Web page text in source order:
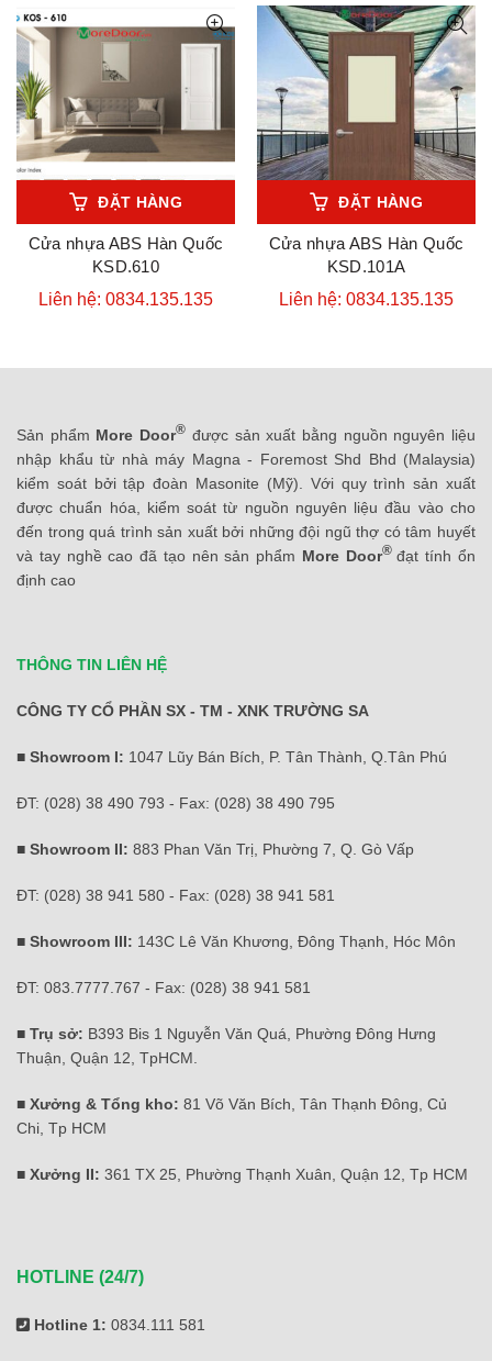
ĐẶT HÀNG
Cửa nhựa ABS Hàn Quốc
KSD.610
Liên hệ: 0834.135.135
ĐẶT HÀNG
Cửa nhựa ABS Hàn Quốc
KSD.101A
Liên hệ: 0834.135.135
Sản phẩm More Door® được sản xuất bằng nguồn nguyên liệu
nhập khẩu từ nhà máy Magna - Foremost Shd Bhd (Malaysia)
kiểm soát bởi tập đoàn Masonite (Mỹ). Với quy trình sản xuất
được chuẩn hóa, kiểm soát từ nguồn nguyên liệu đầu vào cho
đến trong quá trình sản xuất bởi những đội ngũ thợ có tâm huyết
và tay nghề cao đã tạo nên sản phẩm More Door® đạt tính ổn
định cao
THÔNG TIN LIÊN HỆ
CÔNG TY CỔ PHẦN SX - TM - XNK TRƯỜNG SA
■ Showroom I: 1047 Lũy Bán Bích, P. Tân Thành, Q.Tân Phú
ĐT: (028) 38 490 793 - Fax: (028) 38 490 795
■ Showroom II: 883 Phan Văn Trị, Phường 7, Q. Gò Vấp
ĐT: (028) 38 941 580 - Fax: (028) 38 941 581
■ Showroom III: 143C Lê Văn Khương, Đông Thạnh, Hóc Môn
ĐT: 083.7777.767 - Fax: (028) 38 941 581
■ Trụ sở: B393 Bis 1 Nguyễn Văn Quá, Phường Đông Hưng
Thuận, Quận 12, TpHCM.
■ Xưởng & Tổng kho: 81 Võ Văn Bích, Tân Thạnh Đông, Củ
Chi, Tp HCM
■ Xưởng II: 361 TX 25, Phường Thạnh Xuân, Quận 12, Tp HCM
HOTLINE (24/7)
Hotline 1: 0834.111 581